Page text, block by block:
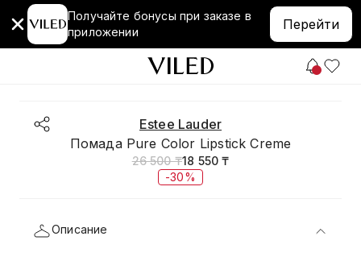
Получайте бонусы при заказе в
приложении
Перейти
Estee Lauder
Помада Pure Color Lipstick Creme
26 500 ₸18 550 ₸
-30%
Описание